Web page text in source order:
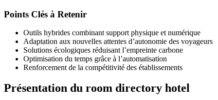
Points Clés à Retenir
Outils hybrides combinant support physique et numérique
Adaptation aux nouvelles attentes d’autonomie des voyageurs
Solutions écologiques réduisant l’empreinte carbone
Optimisation du temps grâce à l’automatisation
Renforcement de la compétitivité des établissements
Présentation du room directory hotel